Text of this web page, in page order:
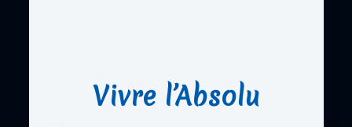
Vivre l’Absolu